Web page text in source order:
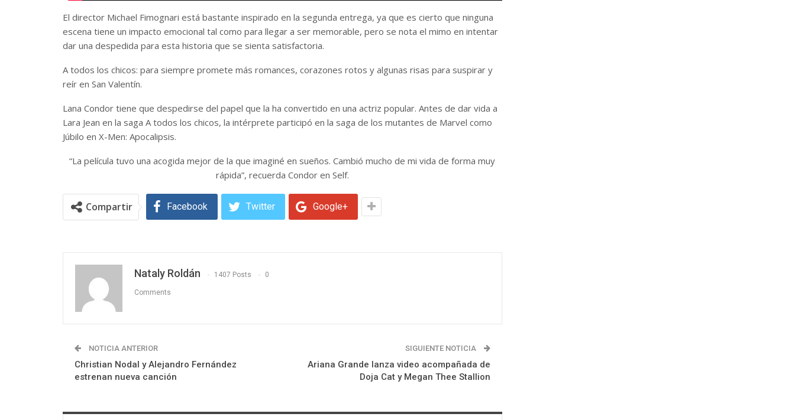
El director Michael Fimognari está bastante inspirado en la segunda entrega, ya que es cierto que ninguna
escena tiene un impacto emocional tal como para llegar a ser memorable, pero se nota el mimo en intentar
dar una despedida para esta historia que se sienta satisfactoria.
A todos los chicos: para siempre promete más romances, corazones rotos y algunas risas para suspirar y
reír en San Valentín.
Lana Condor tiene que despedirse del papel que la ha convertido en una actriz popular. Antes de dar vida a
Lara Jean en la saga A todos los chicos, la intérprete participó en la saga de los mutantes de Marvel como
Júbilo en X-Men: Apocalipsis.
“La película tuvo una acogida mejor de la que imaginé en sueños. Cambió mucho de mi vida de forma muy
rápida”, recuerda Condor en Self.
Compartir Facebook Twitter Google+
Nataly Roldán 1407 Posts 0
Comments
NOTICIA ANTERIOR
Christian Nodal y Alejandro Fernández
estrenan nueva canción
SIGUIENTE NOTICIA
Ariana Grande lanza video acompañada de
Doja Cat y Megan Thee Stallion